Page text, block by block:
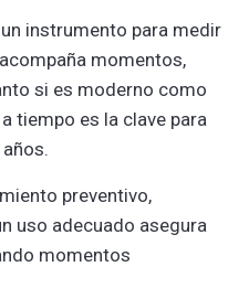
instrumento para medir
momentos,
si es moderno como
tiempo es la clave para
preventivo,
uso adecuado asegura
momentos